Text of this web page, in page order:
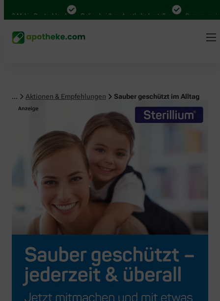
in Deutschland Online bei Ihrer Apotheke bestellen Bequem
... Aktionen & Empfehlungen Sauber geschützt im Alltag